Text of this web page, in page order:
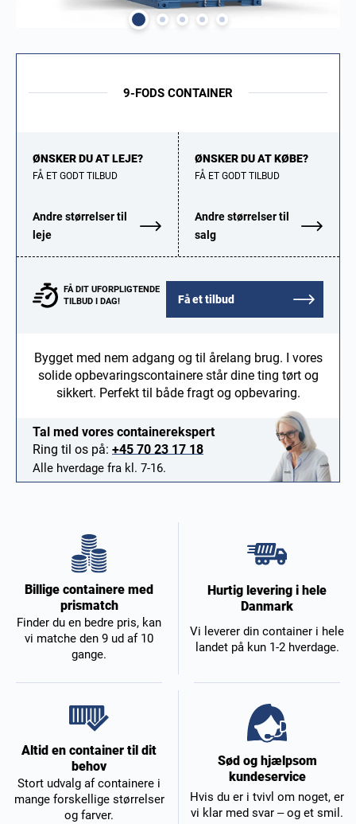
9-FODS CONTAINER
ØNSKER DU AT LEJE?
FÅ ET GODT TILBUD
Andre størrelser til
leje
ØNSKER DU AT KØBE?
FÅ ET GODT TILBUD
Andre størrelser til
salg
Få et tilbud
FÅ DIT UFORPLIGTENDE
TILBUD I DAG!
Bygget med nem adgang og til årelang brug. I vores
solide opbevaringscontainere står dine ting tørt og
sikkert. Perfekt til både fragt og opbevaring.
Tal med vores containerekspert
Ring til os på: +45 70 23 17 18
Alle hverdage fra kl. 7-16.
Billige containere med
prismatch
Finder du en bedre pris, kan
vi matche den 9 ud af 10
gange.
Hurtig levering i hele
Danmark
Vi leverer din container i hele
landet på kun 1-2 hverdage.
Altid en container til dit
behov
Stort udvalg af containere i
mange forskellige størrelser
og farver.
Sød og hjælpsom
kundeservice
Hvis du er i tvivl om noget, er
vi klar med svar – og et smil.